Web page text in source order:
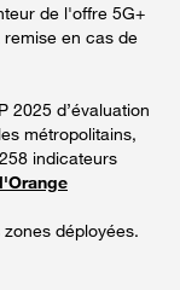
de l'offre 5G+
remise en cas de
2025 d’évaluation
métropolitains,
indicateurs
déployées.